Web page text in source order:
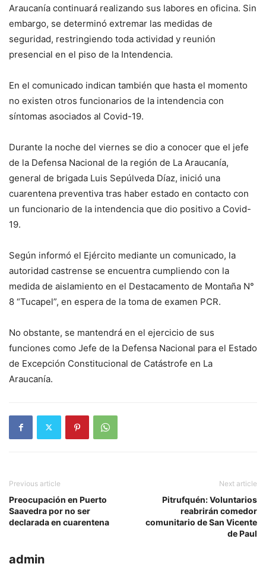
Araucanía continuará realizando sus labores en oficina. Sin
embargo, se determinó extremar las medidas de
seguridad, restringiendo toda actividad y reunión
presencial en el piso de la Intendencia.
En el comunicado indican también que hasta el momento
no existen otros funcionarios de la intendencia con
síntomas asociados al Covid-19.
Durante la noche del viernes se dio a conocer que el jefe
de la Defensa Nacional de la región de La Araucanía,
general de brigada Luis Sepúlveda Díaz, inició una
cuarentena preventiva tras haber estado en contacto con
un funcionario de la intendencia que dio positivo a Covid-
19.
Según informó el Ejército mediante un comunicado, la
autoridad castrense se encuentra cumpliendo con la
medida de aislamiento en el Destacamento de Montaña N°
8 “Tucapel”, en espera de la toma de examen PCR.
No obstante, se mantendrá en el ejercicio de sus
funciones como Jefe de la Defensa Nacional para el Estado
de Excepción Constitucional de Catástrofe en La
Araucanía.
Previous article
Preocupación en Puerto
Saavedra por no ser
declarada en cuarentena
Next article
Pitrufquén: Voluntarios
reabrirán comedor
comunitario de San Vicente
de Paul
admin